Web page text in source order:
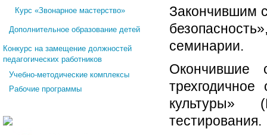
Закончившим
семинарии.
Окончившие
культуры»
тестирования.
Курс «Звонарное мастерство»
Дополнительное образование детей
Конкурс на замещение должностей
педагогических работников
Учебно-методические комплексы
Рабочие программы